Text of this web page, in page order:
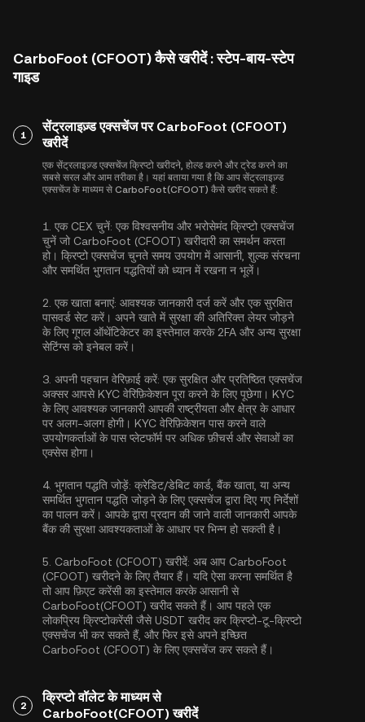
CarboFoot (CFOOT) कैसे खरीदें : स्टेप-बाय-स्टेप
गाइड
1
सेंट्रलाइज़्ड एक्सचेंज पर CarboFoot (CFOOT)
खरीदें
एक सेंट्रलाइज़्ड एक्सचेंज क्रिप्टो खरीदने, होल्ड करने और ट्रेड करने का
सबसे सरल और आम तरीका है। यहां बताया गया है कि आप सेंट्रलाइज़्ड
एक्सचेंज के माध्यम से CarboFoot(CFOOT) कैसे खरीद सकते हैं:
1. एक CEX चुनें: एक विश्वसनीय और भरोसेमंद क्रिप्टो एक्सचेंज
चुनें जो CarboFoot (CFOOT) खरीदारी का समर्थन करता
हो। क्रिप्टो एक्सचेंज चुनते समय उपयोग में आसानी, शुल्क संरचना
और समर्थित भुगतान पद्धतियों को ध्यान में रखना न भूलें।
2. एक खाता बनाएं: आवश्यक जानकारी दर्ज करें और एक सुरक्षित
पासवर्ड सेट करें। अपने खाते में सुरक्षा की अतिरिक्त लेयर जोड़ने
के लिए गूगल ऑथेंटिकेटर का इस्तेमाल करके 2FA और अन्य सुरक्षा
सेटिंग्स को इनेबल करें।
3. अपनी पहचान वेरिफ़ाई करें: एक सुरक्षित और प्रतिष्ठित एक्सचेंज
अक्सर आपसेKYC वेरिफ़िकेशन पूरा करने के लिए पूछेगा। KYC
के लिए आवश्यक जानकारी आपकी राष्ट्रीयता और क्षेत्र के आधार
पर अलग-अलग होगी। KYC वेरिफ़िकेशन पास करने वाले
उपयोगकर्ताओं के पास प्लेटफॉर्म पर अधिक फ़ीचर्स और सेवाओं का
एक्सेस होगा।
4. भुगतान पद्धति जोड़ें: क्रेडिट/डेबिट कार्ड, बैंक खाता, या अन्य
समर्थित भुगतान पद्धति जोड़ने के लिए एक्सचेंज द्वारा दिए गए निर्देशों
का पालन करें। आपके द्वारा प्रदान की जाने वाली जानकारी आपके
बैंक की सुरक्षा आवश्यकताओं के आधार पर भिन्न हो सकती है।
5. CarboFoot (CFOOT) खरीदें: अब आप CarboFoot
(CFOOT) खरीदने के लिए तैयार हैं। यदि ऐसा करना समर्थित है
तो आप फ़िएट करेंसी का इस्तेमाल करके आसानी से
CarboFoot(CFOOT) खरीद सकते हैं। आप पहले एक
लोकप्रिय क्रिप्टोकरेंसी जैसेUSDT खरीद कर क्रिप्टो-टू-क्रिप्टो
एक्सचेंज भी कर सकते हैं, और फिर इसे अपने इच्छित
CarboFoot (CFOOT) के लिए एक्सचेंज कर सकते हैं।
2
क्रिप्टो वॉलेट के माध्यम से
CarboFoot(CFOOT) खरीदें